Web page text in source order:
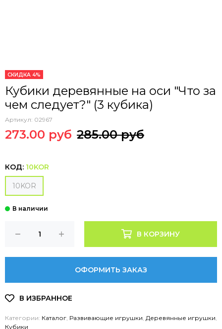
СКИДКА 4%
Кубики деревянные на оси "Что за
чем следует?" (3 кубика)
Артикул: 02967
273.00 руб 285.00 руб
КОД: 10KOR
10KOR
В КОРЗИНУ
ОФОРМИТЬ ЗАКАЗ
Категории: Каталог Развивающие игрушки Деревянные игрушки
Кубики